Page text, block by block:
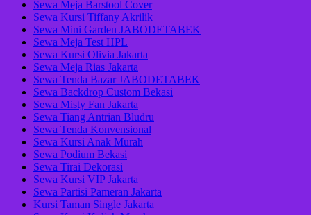
Sewa Meja Barstool Cover
Sewa Kursi Tiffany Akrilik
Sewa Mini Garden JABODETABEK
Sewa Meja Test HPL
Sewa Kursi Olivia Jakarta
Sewa Meja Rias Jakarta
Sewa Tenda Bazar JABODETABEK
Sewa Backdrop Custom Bekasi
Sewa Misty Fan Jakarta
Sewa Tiang Antrian Bludru
Sewa Tenda Konvensional
Sewa Kursi Anak Murah
Sewa Podium Bekasi
Sewa Tirai Dekorasi
Sewa Kursi VIP Jakarta
Sewa Partisi Pameran Jakarta
Kursi Taman Single Jakarta